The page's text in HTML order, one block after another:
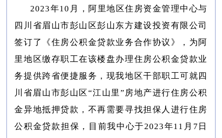
2023年10月，阿里地区住房资金管理中心与
四川省眉山市彭山区彭山东方建设投资有限公司
签订了《住房公积金贷款业务合作协议》，为阿
里地区缴存职工在该楼盘办理住房公积金贷款业
务提供跨省便捷服务，现我地区干部职工可就四
川省眉山市彭山区“江山里”房地产进行住房公积
金异地抵押贷款，不再需要寻找担保人进行住房
公积金贷款担保，目前我中心于2023年11月7日